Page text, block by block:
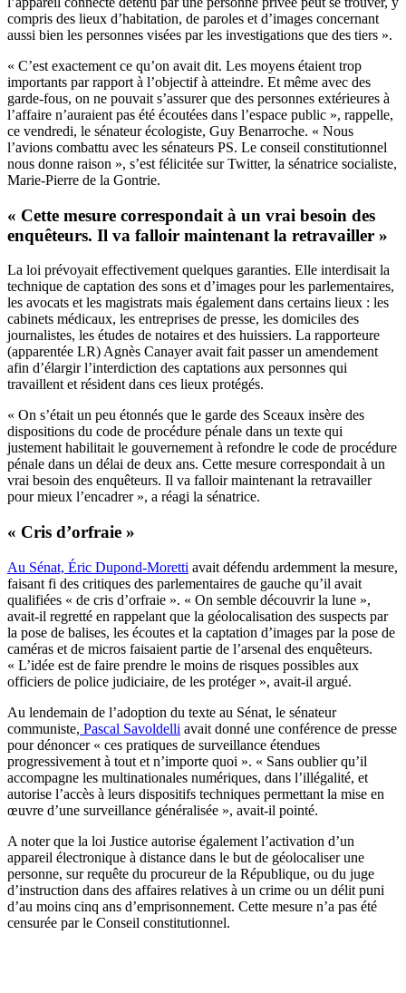
compris des lieux d’habitation, de paroles et d’images concernant
aussi bien les personnes visées par les investigations que des tiers ».
« C’est exactement ce qu’on avait dit. Les moyens étaient trop
importants par rapport à l’objectif à atteindre. Et même avec des
garde-fous, on ne pouvait s’assurer que des personnes extérieures à
l’affaire n’auraient pas été écoutées dans l’espace public », rappelle,
ce vendredi, le sénateur écologiste, Guy Benarroche. « Nous
l’avions combattu avec les sénateurs PS. Le conseil constitutionnel
nous donne raison », s’est félicitée sur Twitter, la sénatrice socialiste,
Marie-Pierre de la Gontrie.
« Cette mesure correspondait à un vrai besoin des
enquêteurs. Il va falloir maintenant la retravailler »
La loi prévoyait effectivement quelques garanties. Elle interdisait la
technique de captation des sons et d’images pour les parlementaires,
les avocats et les magistrats mais également dans certains lieux : les
cabinets médicaux, les entreprises de presse, les domiciles des
journalistes, les études de notaires et des huissiers. La rapporteure
(apparentée LR) Agnès Canayer avait fait passer un amendement
afin d’élargir l’interdiction des captations aux personnes qui
travaillent et résident dans ces lieux protégés.
« On s’était un peu étonnés que le garde des Sceaux insère des
dispositions du code de procédure pénale dans un texte qui
justement habilitait le gouvernement à refondre le code de procédure
pénale dans un délai de deux ans. Cette mesure correspondait à un
vrai besoin des enquêteurs. Il va falloir maintenant la retravailler
pour mieux l’encadrer », a réagi la sénatrice.
« Cris d’orfraie »
Au Sénat, Éric Dupond-Moretti avait défendu ardemment la mesure,
faisant fi des critiques des parlementaires de gauche qu’il avait
qualifiées « de cris d’orfraie ». « On semble découvrir la lune »,
avait-il regretté en rappelant que la géolocalisation des suspects par
la pose de balises, les écoutes et la captation d’images par la pose de
caméras et de micros faisaient partie de l’arsenal des enquêteurs.
« L’idée est de faire prendre le moins de risques possibles aux
officiers de police judiciaire, de les protéger », avait-il argué.
Au lendemain de l’adoption du texte au Sénat, le sénateur
communiste, Pascal Savoldelli avait donné une conférence de presse
pour dénoncer « ces pratiques de surveillance étendues
progressivement à tout et n’importe quoi ». « Sans oublier qu’il
accompagne les multinationales numériques, dans l’illégalité, et
autorise l’accès à leurs dispositifs techniques permettant la mise en
œuvre d’une surveillance généralisée », avait-il pointé.
A noter que la loi Justice autorise également l’activation d’un
appareil électronique à distance dans le but de géolocaliser une
personne, sur requête du procureur de la République, ou du juge
d’instruction dans des affaires relatives à un crime ou un délit puni
d’au moins cinq ans d’emprisonnement. Cette mesure n’a pas été
censurée par le Conseil constitutionnel.